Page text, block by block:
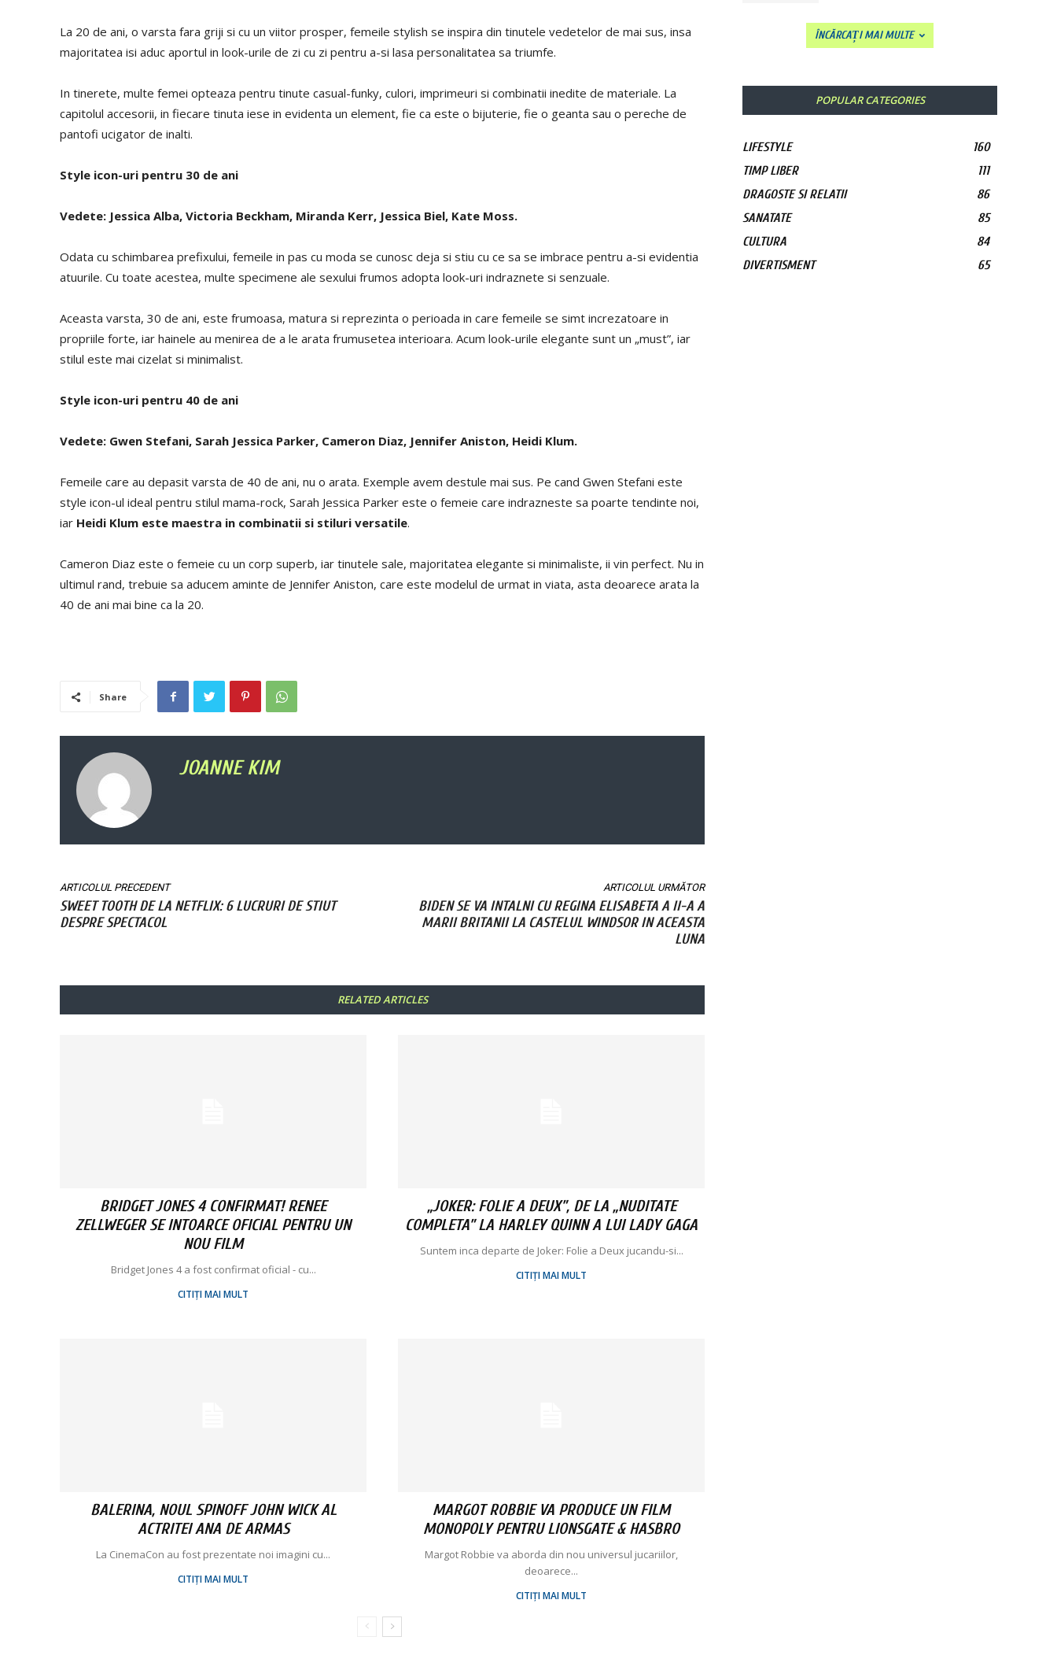
La 20 de ani, o varsta fara griji si cu un viitor prosper, femeile stylish se inspira din tinutele vedetelor de mai sus, insa
majoritatea isi aduc aportul in look-urile de zi cu zi pentru a-si lasa personalitatea sa triumfe.
In tinerete, multe femei opteaza pentru tinute casual-funky, culori, imprimeuri si combinatii inedite de materiale. La
capitolul accesorii, in fiecare tinuta iese in evidenta un element, fie ca este o bijuterie, fie o geanta sau o pereche de
pantofi ucigator de inalti.
Style icon-uri pentru 30 de ani
Vedete: Jessica Alba, Victoria Beckham, Miranda Kerr, Jessica Biel, Kate Moss.
Odata cu schimbarea prefixului, femeile in pas cu moda se cunosc deja si stiu cu ce sa se imbrace pentru a-si evidentia
atuurile. Cu toate acestea, multe specimene ale sexului frumos adopta look-uri indraznete si senzuale.
Aceasta varsta, 30 de ani, este frumoasa, matura si reprezinta o perioada in care femeile se simt increzatoare in
propriile forte, iar hainele au menirea de a le arata frumusetea interioara. Acum look-urile elegante sunt un „must”, iar
stilul este mai cizelat si minimalist.
Style icon-uri pentru 40 de ani
Vedete: Gwen Stefani, Sarah Jessica Parker, Cameron Diaz, Jennifer Aniston, Heidi Klum.
Femeile care au depasit varsta de 40 de ani, nu o arata. Exemple avem destule mai sus. Pe cand Gwen Stefani este
style icon-ul ideal pentru stilul mama-rock, Sarah Jessica Parker este o femeie care indrazneste sa poarte tendinte noi,
iar Heidi Klum este maestra in combinatii si stiluri versatile.
Cameron Diaz este o femeie cu un corp superb, iar tinutele sale, majoritatea elegante si minimaliste, ii vin perfect. Nu in
ultimul rand, trebuie sa aducem aminte de Jennifer Aniston, care este modelul de urmat in viata, asta deoarece arata la
40 de ani mai bine ca la 20.
Share
JOANNE KIM
ARTICOLUL PRECEDENT
SWEET TOOTH DE LA NETFLIX: 6 LUCRURI DE STIUT
DESPRE SPECTACOL
ARTICOLUL URMĂTOR
BIDEN SE VA INTALNI CU REGINA ELISABETA A II-A A
MARII BRITANII LA CASTELUL WINDSOR IN ACEASTA
LUNA
RELATED ARTICLES
BRIDGET JONES 4 CONFIRMAT! RENEE
ZELLWEGER SE INTOARCE OFICIAL PENTRU UN
NOU FILM
Bridget Jones 4 a fost confirmat oficial - cu...
CITIȚI MAI MULT
„JOKER: FOLIE A DEUX”, DE LA „NUDITATE
COMPLETA” LA HARLEY QUINN A LUI LADY GAGA
Suntem inca departe de Joker: Folie a Deux jucandu-si...
CITIȚI MAI MULT
BALERINA, NOUL SPINOFF JOHN WICK AL
ACTRITEI ANA DE ARMAS
La CinemaCon au fost prezentate noi imagini cu...
CITIȚI MAI MULT
MARGOT ROBBIE VA PRODUCE UN FILM
MONOPOLY PENTRU LIONSGATE & HASBRO
Margot Robbie va aborda din nou universul jucariilor,
deoarece...
CITIȚI MAI MULT
ÎNCĂRCAȚI MAI MULTE
POPULAR CATEGORIES
LIFESTYLE
160
TIMP LIBER
111
DRAGOSTE SI RELATII
86
SANATATE
85
CULTURA
84
DIVERTISMENT
65